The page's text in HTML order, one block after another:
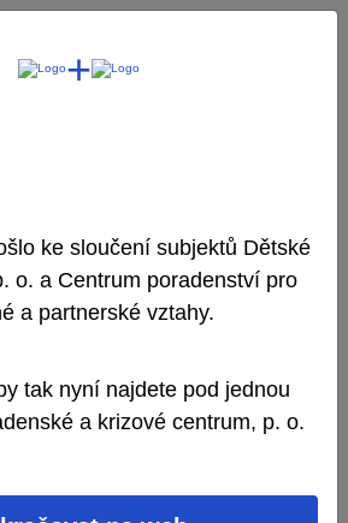
centrum
+
ke sloučení subjektů Dětské
o. a Centrum poradenství pro
a partnerské vztahy.
tak nyní najdete pod jednou
a krizové centrum, p. o.